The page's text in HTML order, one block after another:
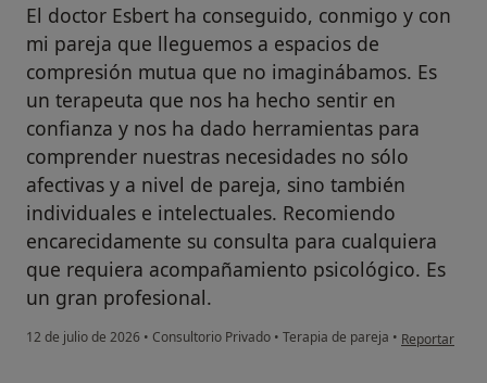
El doctor Esbert ha conseguido, conmigo y con
mi pareja que lleguemos a espacios de
compresión mutua que no imaginábamos. Es
un terapeuta que nos ha hecho sentir en
confianza y nos ha dado herramientas para
comprender nuestras necesidades no sólo
afectivas y a nivel de pareja, sino también
individuales e intelectuales. Recomiendo
encarecidamente su consulta para cualquiera
que requiera acompañamiento psicológico. Es
un gran profesional.
12 de julio de 2026 • Consultorio Privado • Terapia de pareja • en opinión
Reportar